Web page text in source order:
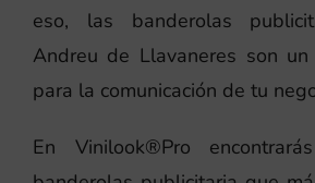
eso, las banderolas
Andreu de Llavaneres son
para la comunicación de tu
En Vinilook®Pro